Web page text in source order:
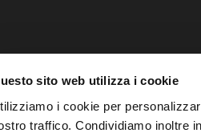
sito web utilizza i cookie
i cookie per
traffico. Condividiamo inoltre
ciao